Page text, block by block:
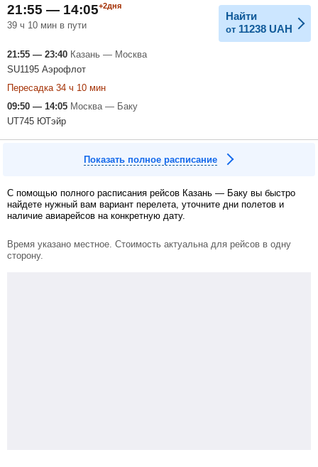
21:55 — 14:05+2дня
39 ч 10 мин в пути
Найти
от 11238 UAH
21:55 — 23:40 Казань — Москва
SU1195 Аэрофлот
Пересадка 34 ч 10 мин
09:50 — 14:05 Москва — Баку
UT745 ЮТэйр
Показать полное расписание
С помощью полного расписания рейсов Казань — Баку вы быстро
найдете нужный вам вариант перелета, уточните дни полетов и
наличие авиарейсов на конкретную дату.
Время указано местное. Стоимость актуальна для рейсов в одну
сторону.